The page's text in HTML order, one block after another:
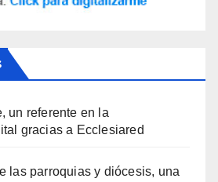
un referente en la
gracias a Ecclesiared
las parroquias y diócesis, una